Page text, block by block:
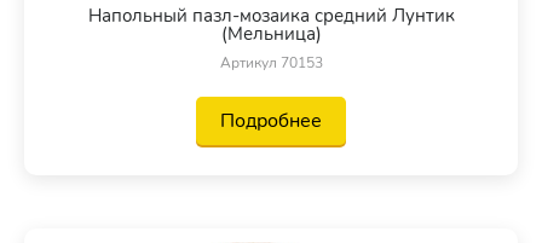
Напольный пазл-мозаика средний Лунтик
(Мельница)
Артикул 70153
Подробнее